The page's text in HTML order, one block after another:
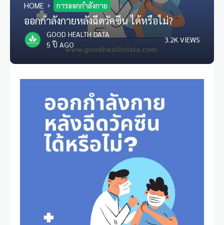
HOME การออกกำลังกาย
ออกกำลังกายหลังฉีดวัคซีน ได้หรือไม่?
GOOD HEALTH DATA
5 ปี AGO
3.2K VIEWS